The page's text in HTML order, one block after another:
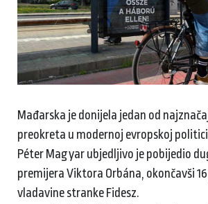
Mađarska je donijela jedan od
preokreta u modernoj evropskoj
Péter Magyar ubjedljivo je pobijedio
premijera Viktora Orbána, okončavši
vladavine stranke Fidesz.